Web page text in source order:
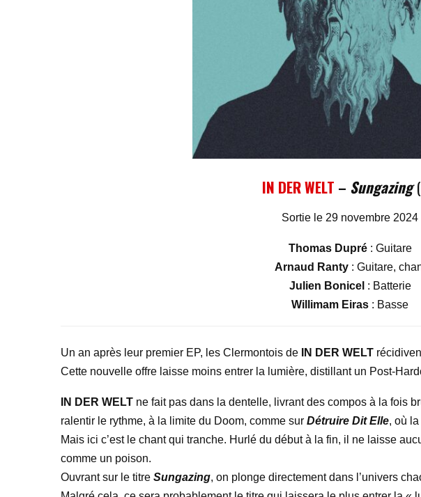
IN DER WELT – Sungazing
Sortie le 29 novembre 2024
Thomas Dupré: Guitare
Arnaud Ranty: Guitare,
Julien Bonicel : Batterie
Willimam Eiras : Basse
Un an après leur premier EP, les Clermontois de IN DER WELT
Cette nouvelle offre laisse moins entrer la lumière, distillant un Post-
IN DER WELT ne fait pas dans la dentelle, livrant des compos à la fois
ralentir le rythme, à la limite du Doom, comme sur Détruire Dit Elle, où
Mais ici c’est le chant qui tranche. Hurlé du début à la fin, il ne laisse
comme un poison.
Ouvrant sur le titre Sungazing, on plonge directement dans l’univers